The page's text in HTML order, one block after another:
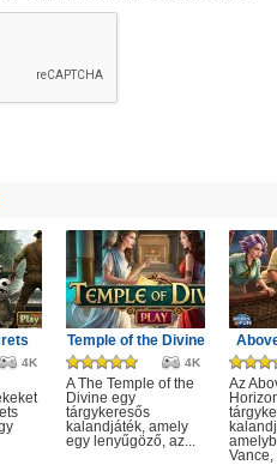
4K
Temple of the Divine
4K
A The Temple of the
Divine egy
tárgykeresős
kalandjáték, amely
egy lenyűgöző, az...
Az
Vance,